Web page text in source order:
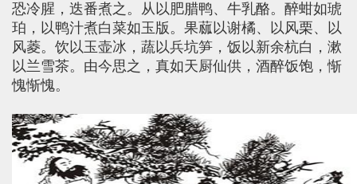
恐冷腥，迭番煮之。从以肥腊鸭、牛乳酪。醉蚶如琥
珀，以鸭汁煮白菜如玉版。果蓏以谢橘、以风栗、以
风菱。饮以玉壶冰，蔬以兵坑笋，饭以新余杭白，漱
以兰雪茶。由今思之，真如天厨仙供，酒醉饭饱，惭
愧惭愧。